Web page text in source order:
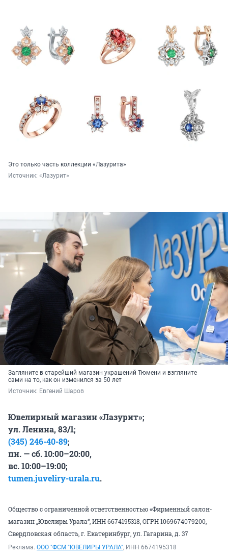
Это только часть коллекции «Лазурита»
Источник: «Лазурит»
Загляните в старейший магазин украшений Тюмени и взгляните
сами на то, как он изменился за 50 лет
Источник: Евгений Шаров
Ювелирный магазин «Лазурит»;
ул. Ленина, 83/1;
(345) 246-40-89;
пн. — сб. 10:00–20:00,
вс. 10:00–19:00;
tumen.juveliry-urala.ru.
Общество с ограниченной ответственностью «Фирменный салон-
магазин „Ювелиры Урала“, ИНН 6674195318, ОГРН 1069674079200,
Свердловская область, г. Екатеринбург, ул. Гагарина, д. 37
Реклама. ООО "ФСМ "ЮВЕЛИРЫ УРАЛА", ИНН 6674195318